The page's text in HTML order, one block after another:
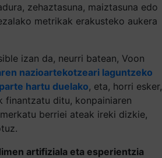
zehaztasuna, maiztasuna edo
metrikak erakusteko aukera
izan da, neurri batean, Voon
nazioartekotzeari laguntzeko
hartu duelako, eta, horri esker,
finantzatu ditu, konpainiaren
berriei ateak ireki dizkie,
artifiziala eta esperientzia